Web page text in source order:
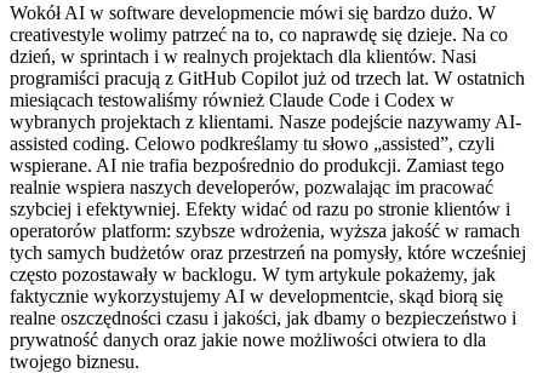
Wokół AI w software developmencie mówi się bardzo dużo. W
creativestyle wolimy patrzeć na to, co naprawdę się dzieje. Na co
dzień, w sprintach i w realnych projektach dla klientów. Nasi
programiści pracują z GitHub Copilot już od trzech lat. W ostatnich
miesiącach testowaliśmy również Claude Code i Codex w
wybranych projektach z klientami. Nasze podejście nazywamy AI-
assisted coding. Celowo podkreślamy tu słowo „assisted”, czyli
wspierane. AI nie trafia bezpośrednio do produkcji. Zamiast tego
realnie wspiera naszych developerów, pozwalając im pracować
szybciej i efektywniej. Efekty widać od razu po stronie klientów i
operatorów platform: szybsze wdrożenia, wyższa jakość w ramach
tych samych budżetów oraz przestrzeń na pomysły, które wcześniej
często pozostawały w backlogu. W tym artykule pokażemy, jak
faktycznie wykorzystujemy AI w developmentcie, skąd biorą się
realne oszczędności czasu i jakości, jak dbamy o bezpieczeństwo i
prywatność danych oraz jakie nowe możliwości otwiera to dla
twojego biznesu.